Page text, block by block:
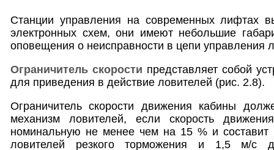
Станции управления на современных лифтах
электронных схем, они имеют небольшие
оповещения о неисправности в цепи управления
Ограничитель скорости представляет собой
для приведения в действие ловителей (рис. 2.8).
Ограничитель скорости движения кабины
механизм ловителей, если скорость
номинальную не менее чем на 15 % и
ловителей резкого торможения и 1,5 м/с